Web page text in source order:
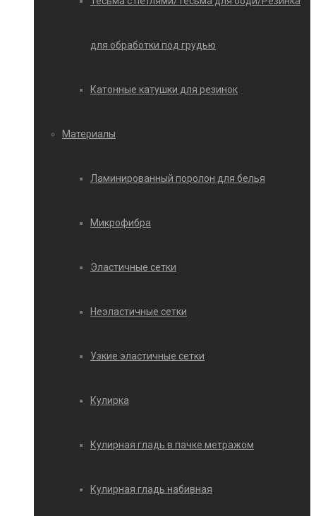
для обработки под грудью
Катонные катушки для резинок
Материалы
Ламинированный поролон для белья
Микрофибра
Эластичные сетки
Неэластичные сетки
Узкие эластичные сетки
Кулирка
Кулирная гладь в пачке метражом
Кулирная гладь набивная